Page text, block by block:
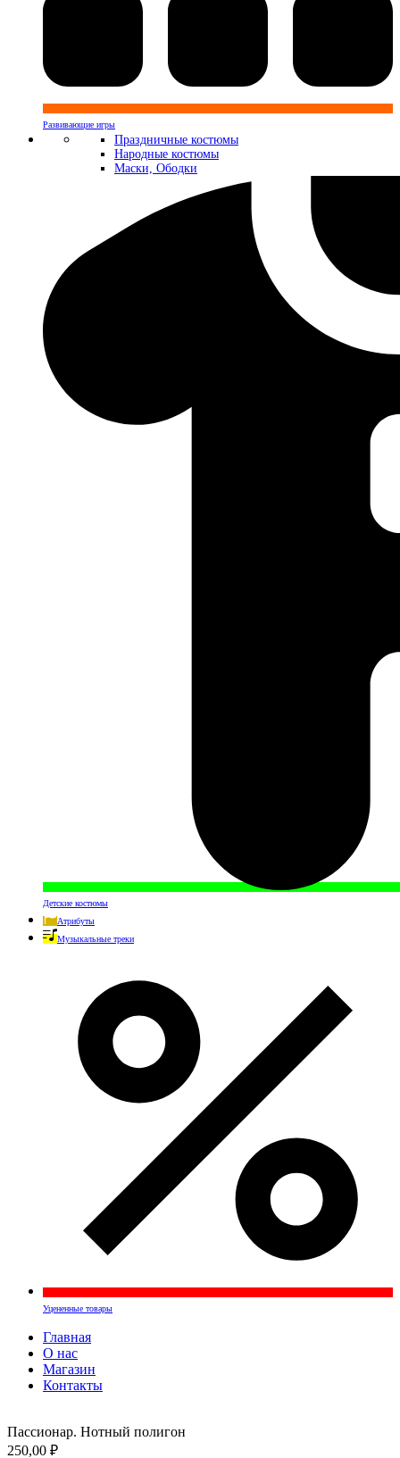
Развивающие игры
Праздничные костюмы
Народные костюмы
Маски, Ободки
Детские костюмы
Атрибуты
Музыкальные треки
Уцененные товары
Главная
О нас
Магазин
Контакты
Пассионар. Нотный полигон
250,00 ₽